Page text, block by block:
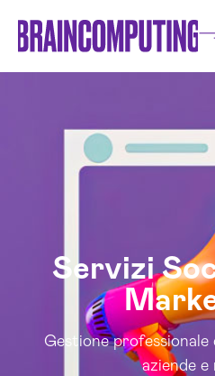
Servizi
Gestione professionale
aziende e